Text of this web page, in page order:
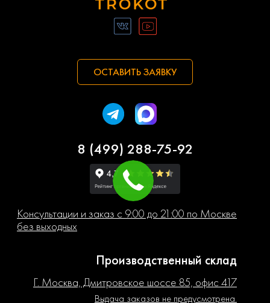
ОСТАВИТЬ ЗАЯВКУ
8 (499) 288-75-92
Консультации и заказ с 9:00 до 21:00 по Москве
без выходных
Производственный склад
Г. Москва, Дмитровское шоссе 85, офис 417
Выдача заказов не предусмотрена.